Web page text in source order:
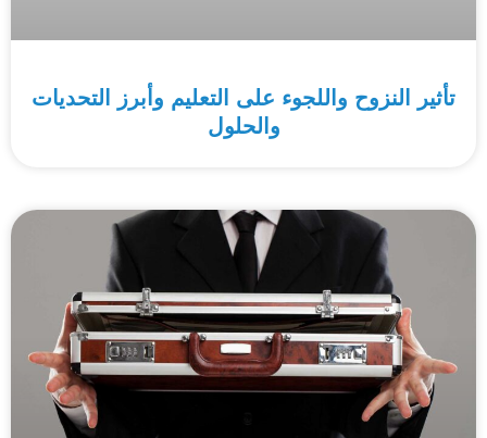
تأثير النزوح واللجوء على التعليم وأبرز التحديات
والحلول